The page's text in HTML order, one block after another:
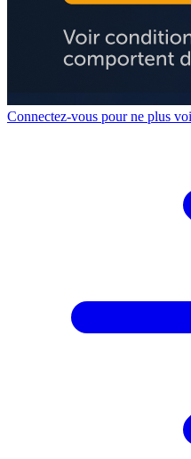
Connectez-vous pour ne plus